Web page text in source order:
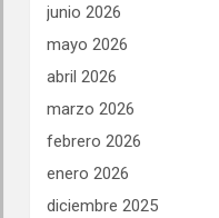
junio 2026
mayo 2026
abril 2026
marzo 2026
febrero 2026
enero 2026
diciembre 2025